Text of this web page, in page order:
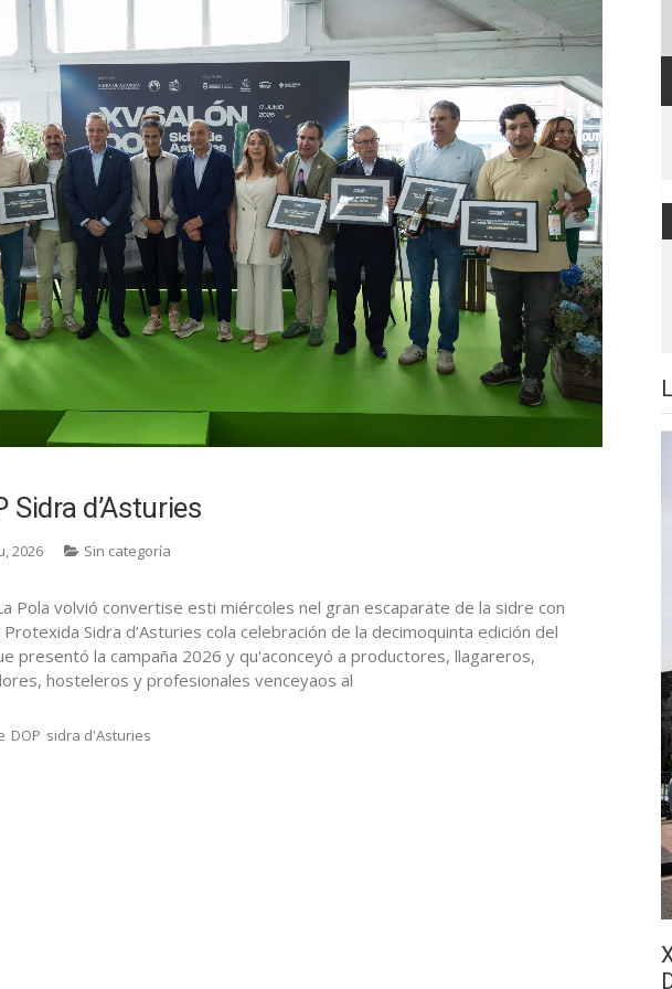
Sidra d’Asturies
2026 Sin categoría
Pola volvió convertise esti miércoles nel gran escaparate de la sidre con
Protexida Sidra d’Asturies cola celebración de la decimoquinta edición del
presentó la campaña 2026 y qu'aconceyó a productores, llagareros,
hosteleros y profesionales venceyaos al
DOP sidra d'Asturies